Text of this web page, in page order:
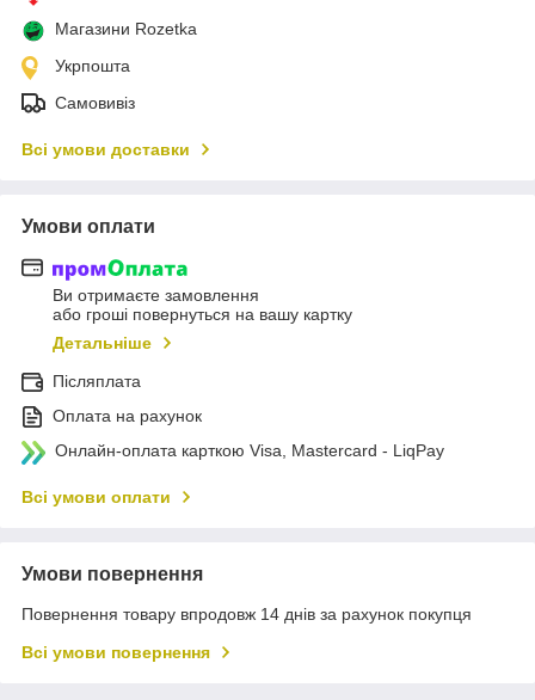
Магазини Rozetka
Укрпошта
Самовивіз
Всі умови доставки
Умови оплати
Ви отримаєте замовлення
або гроші повернуться на вашу картку
Детальніше
Післяплата
Оплата на рахунок
Онлайн-оплата карткою Visa, Mastercard - LiqPay
Всі умови оплати
Умови повернення
Повернення товару впродовж 14 днів за рахунок покупця
Всі умови повернення